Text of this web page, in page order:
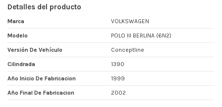
Detalles del producto
Marca VOLKSWAGEN
Modelo POLO III BERLINA (6N2)
Versión De Vehículo Conceptline
Cilindrada 1390
Año Inicio De Fabricacion 1999
Año Final De Fabricacion 2002